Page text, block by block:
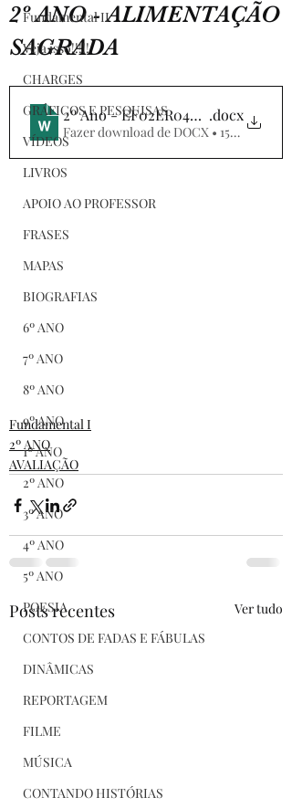
Fundamental II
Veja isso!!!!!
CHARGES
GRÁFICOS E PESQUISAS
VÍDEOS
LIVROS
APOIO AO PROFESSOR
FRASES
MAPAS
BIOGRAFIAS
6º ANO
7º ANO
8º ANO
9º ANO
1º ANO
2º ANO
3º ANO
4º ANO
5º ANO
POESIA
CONTOS DE FADAS E FÁBULAS
DINÂMICAS
REPORTAGEM
FILME
MÚSICA
CONTANDO HISTÓRIAS
2º ANO - ALIMENTAÇÃO
SAGRADA
2º Ano - EF02ER04X -.docx
Fazer download de DOCX • 155KB
Fundamental I
2º ANO
AVALIAÇÃO
Posts recentes Ver tudo